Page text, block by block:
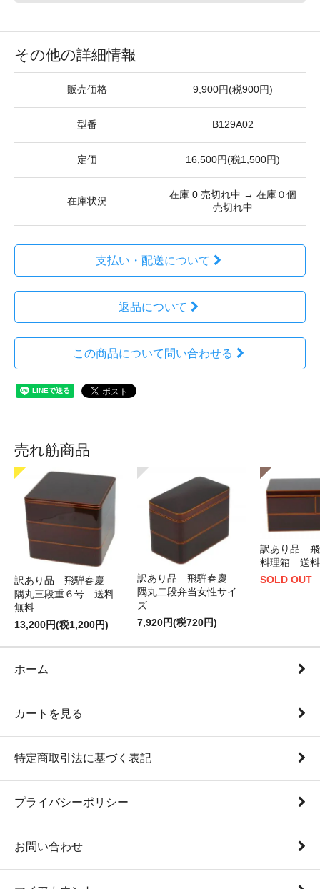
その他の詳細情報
販売価格 9,900円(税900円)
型番 B129A02
定価 16,500円(税1,500円)
在庫状況
在庫 0 売切れ中 → 在庫０個
売切れ中
支払い・配送について
返品について
この商品について問い合わせる
売れ筋商品
訳あり品 飛騨春慶
隅丸三段重６号 送料
無料
13,200円(税1,200円)
訳あり品 飛騨春慶
隅丸二段弁当女性サイ
ズ
7,920円(税720円)
訳あり品
料理箱 送料
SOLD OUT
ホーム
カートを見る
特定商取引法に基づく表記
プライバシーポリシー
お問い合わせ